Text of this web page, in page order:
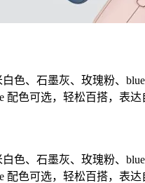
白色、石墨灰、玫瑰粉、
配色可选，轻松百搭，表达
白色、石墨灰、玫瑰粉、
配色可选，轻松百搭，表达